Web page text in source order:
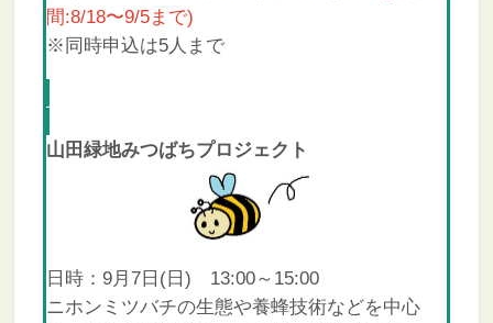
間:8/18〜9/5まで)
※同時申込は5人まで
山田緑地みつばちプロジェクト
日時：9月7日(日) 13:00～15:00
ニホンミツバチの生態や養蜂技術などを中心